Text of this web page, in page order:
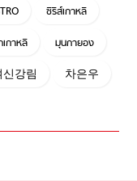
ซีรีส์เกาหลี
เกาหลี
มุนกายอง
신강림 차은우